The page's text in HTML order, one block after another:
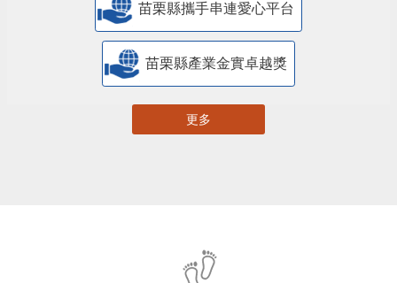
苗栗縣攜手串連愛心平台
苗栗縣產業金實卓越獎
更多